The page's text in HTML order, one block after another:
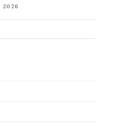
2026